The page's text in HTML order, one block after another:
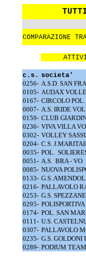
COMPARAZIONE
c.s. societa'
0256- A.S.D. SAN
0105- AUDAX
0167- CIRCOLO
0007- A.S. IRIDE
0159- CLUB
0236- VIVA VILLA
0302- VOLLEY
0204- C.S.
0035- POL.
0051- A.S. BRA - VO
0085- NUOVA
0133- G.S.
0216- PALLAVOLO
0253- G.S.
0295-
0174- POL. SAN
0111- U.S.
0307- PALLAVOLO
0235- G.S. GOLDONI
0289- PODIUM